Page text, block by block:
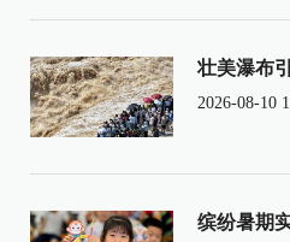
壮美瀑布
2026-08-10
缤纷暑期